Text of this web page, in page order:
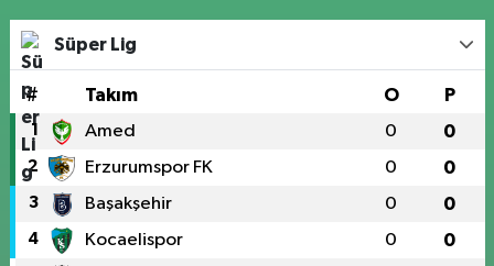
Süper Lig
# Takım O P
1 Amed 0 0
2 Erzurumspor FK 0 0
3 Başakşehir 0 0
4 Kocaelispor 0 0